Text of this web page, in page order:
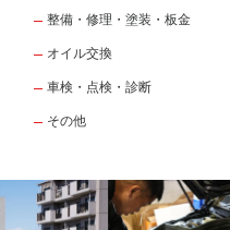
整備・修理・塗装・板金
オイル交換
車検・点検・診断
その他